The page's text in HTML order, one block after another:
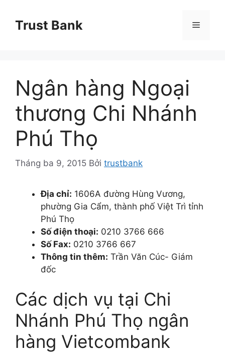
Trust Bank Menu
Ngân hàng Ngoại
thương Chi Nhánh
Phú Thọ
Tháng ba 9, 2015 Bởi trustbank
Địa chỉ: 1606A đường Hùng Vương,
phường Gia Cẩm, thành phố Việt Trì tỉnh
Phú Thọ
Số điện thoại: 0210 3766 666
Số Fax: 0210 3766 667
Thông tin thêm: Trần Văn Cúc- Giám
đốc
Các dịch vụ tại Chi
Nhánh Phú Thọ ngân
hàng Vietcombank